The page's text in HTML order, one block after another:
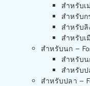
สำหรับเ
สำหรับก
สำหรับลิ
สำหรับเ
สำหรับนก –
สำหรับน
สำหรับป
สำหรับปลา –